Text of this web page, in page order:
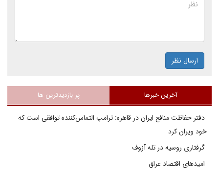
ارسال نظر
آخرین خبرها پر بازدیدترین ها
دفتر حفاظت منافع ایران در قاهره: ترامپ التماس‌کننده توافقی است که
خود ویران کرد
گرفتاری روسیه در تله آزوف
امیدهای اقتصاد عراق